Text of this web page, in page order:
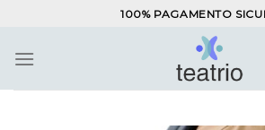
contenuti
100% PAGAMENTO